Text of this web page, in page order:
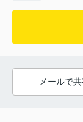
メールで